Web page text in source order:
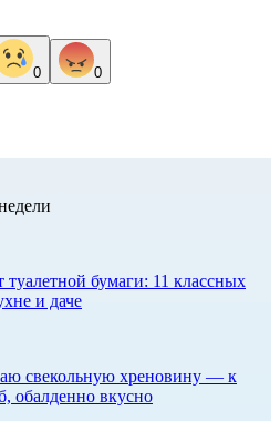
0 0
бумаги: 11 классных
и даче
свекольную хреновину — к
обалденно вкусно